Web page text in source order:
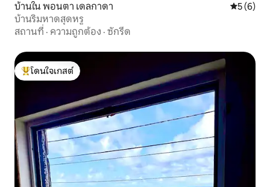
บ้านใน พอนตา เดลกาดา คะแนนเฉ
5 (6)
บ้านริมหาดสุดหรู
สถานที่ · ความถูกต้อง · ซักรีด
โดนใจเกสต์ที่สุด
โดนใจเกสต์